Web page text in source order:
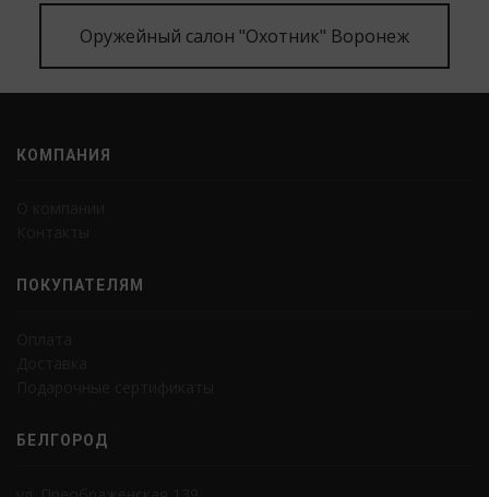
Оружейный салон "Охотник" Воронеж
КОМПАНИЯ
ПОКУПАТЕЛЯМ
БЕЛГОРОД